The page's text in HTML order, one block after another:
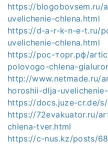
https://blogobovsem.ru/
uvelichenie-chlena.html
https://d-a-r-k-n-e-t.ru/
uvelichenie-chlena.html
https://рос-торг.рф/
polovogo-chlena-
http://www.netmade.ru/
horoshii-dlja-
https://docs.juze-cr.de/s/
https://72evakuator.ru/
chlena-tver.html
https://c-nus.kz/posts/